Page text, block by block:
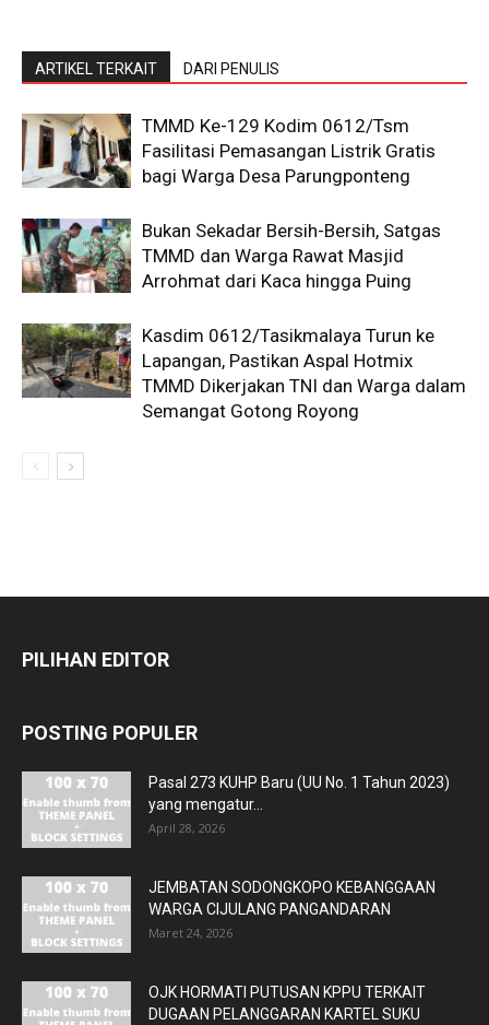
ARTIKEL TERKAIT DARI PENULIS
TMMD Ke-129 Kodim 0612/Tsm
Fasilitasi Pemasangan Listrik Gratis
bagi Warga Desa Parungponteng
Bukan Sekadar Bersih-Bersih, Satgas
TMMD dan Warga Rawat Masjid
Arrohmat dari Kaca hingga Puing
Kasdim 0612/Tasikmalaya Turun ke
Lapangan, Pastikan Aspal Hotmix
TMMD Dikerjakan TNI dan Warga dalam
Semangat Gotong Royong
PILIHAN EDITOR
POSTING POPULER
Pasal 273 KUHP Baru (UU No. 1 Tahun 2023)
yang mengatur...
April 28, 2026
JEMBATAN SODONGKOPO KEBANGGAAN
WARGA CIJULANG PANGANDARAN
Maret 24, 2026
OJK HORMATI PUTUSAN KPPU TERKAIT
DUGAAN PELANGGARAN KARTEL SUKU